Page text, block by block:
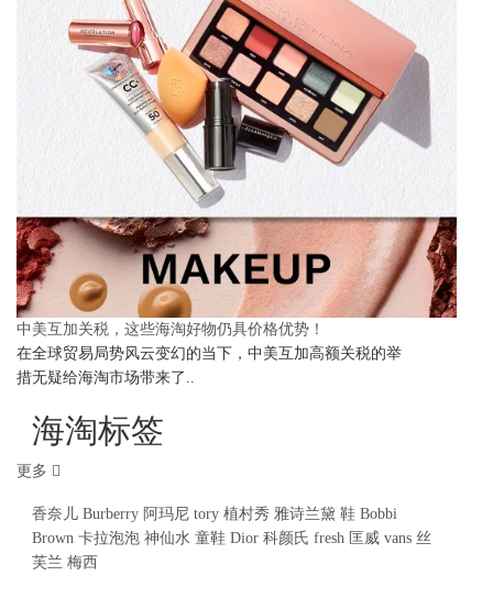
中美互加关税，这些海淘好物仍具价格优势！
在全球贸易局势风云变幻的当下，中美互加高额关税的举
措无疑给海淘市场带来了..
海淘标签
更多
香奈儿 Burberry 阿玛尼 tory 植村秀 雅诗兰黛 鞋 Bobbi
Brown 卡拉泡泡 神仙水 童鞋 Dior 科颜氏 fresh 匡威 vans 丝
芙兰 梅西